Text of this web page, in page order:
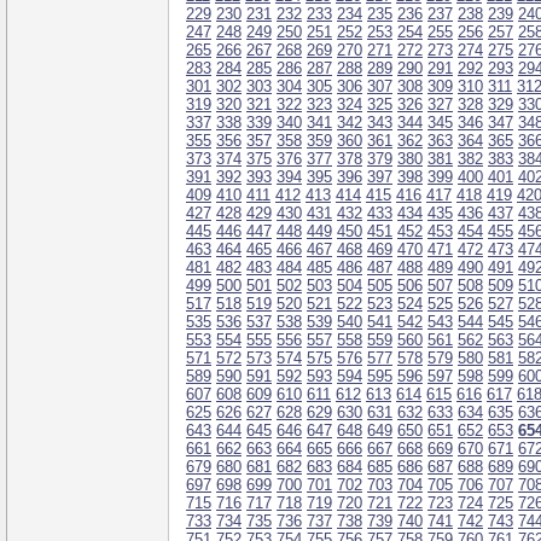
229 230 231 232 233 234 235 236 237 238 239
247 248 249 250 251 252 253 254 255 256 257
265 266 267 268 269 270 271 272 273 274 275
283 284 285 286 287 288 289 290 291 292 293
301 302 303 304 305 306 307 308 309 310 311 312
319 320 321 322 323 324 325 326 327 328 329
337 338 339 340 341 342 343 344 345 346 347
355 356 357 358 359 360 361 362 363 364 365
373 374 375 376 377 378 379 380 381 382 383
391 392 393 394 395 396 397 398 399 400 401
409 410 411 412 413 414 415 416 417 418 419 420
427 428 429 430 431 432 433 434 435 436 437
445 446 447 448 449 450 451 452 453 454 455
463 464 465 466 467 468 469 470 471 472 473
481 482 483 484 485 486 487 488 489 490 491
499 500 501 502 503 504 505 506 507 508 509
517 518 519 520 521 522 523 524 525 526 527
535 536 537 538 539 540 541 542 543 544 545
553 554 555 556 557 558 559 560 561 562 563
571 572 573 574 575 576 577 578 579 580 581
589 590 591 592 593 594 595 596 597 598 599
607 608 609 610 611 612 613 614 615 616 617 618
625 626 627 628 629 630 631 632 633 634 635
643 644 645 646 647 648 649 650 651 652 653
661 662 663 664 665 666 667 668 669 670 671
679 680 681 682 683 684 685 686 687 688 689
697 698 699 700 701 702 703 704 705 706 707
715 716 717 718 719 720 721 722 723 724 725
733 734 735 736 737 738 739 740 741 742 743